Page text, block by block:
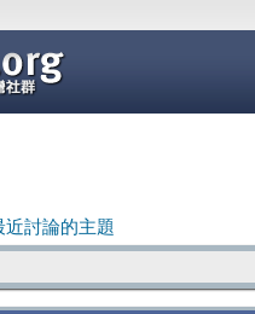
近討論的主題